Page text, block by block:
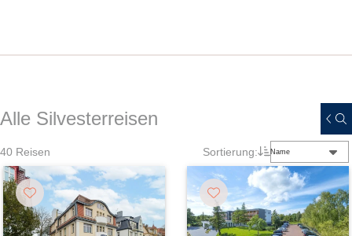
Alle Silvesterreisen
40 Reisen Sortierung: Name